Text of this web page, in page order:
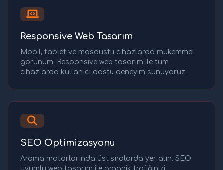
Responsive Web Tasarım
Mobil, tablet ve masaüstü cihazlarda mükemmel
görünüm. Responsive web tasarım ile tüm
cihazlarda kullanıcı dostu deneyim sunuyoruz.
SEO Optimizasyonu
Arama motorlarında üst sıralarda yer alın. SEO
uyumlu web tasarım ile organik trafiğinizi